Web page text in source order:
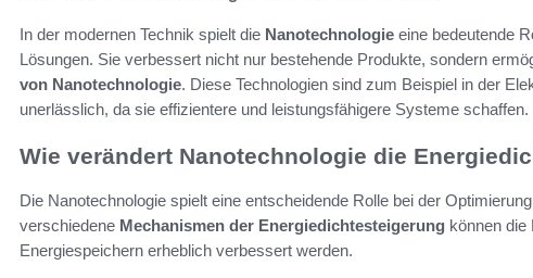
In der modernen Technik spielt die Nanotechnologie eine bedeutende
Lösungen. Sie verbessert nicht nur bestehende Produkte, sondern
von Nanotechnologie. Diese Technologien sind zum Beispiel in der
unerlässlich, da sie effizientere und leistungsfähigere Systeme schaffen.
Wie verändert Nanotechnologie die
Die Nanotechnologie spielt eine entscheidende Rolle bei der
verschiedene Mechanismen der Energiedichtesteigerung können die
Energiespeichern erheblich verbessert werden.